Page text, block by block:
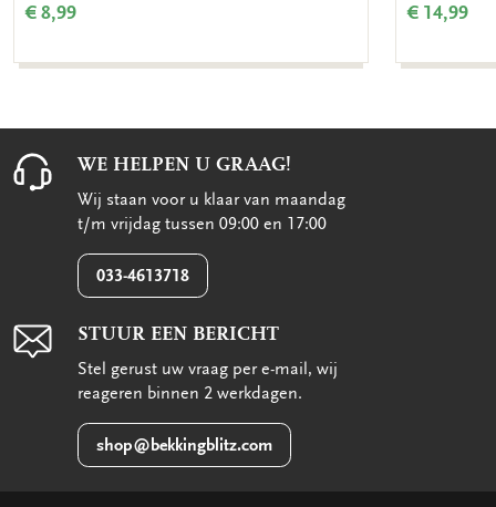
€ 8,99 € 14,99
WE HELPEN U GRAAG!
Wij staan voor u klaar van maandag
t/m vrijdag tussen 09:00 en 17:00
033-4613718
STUUR EEN BERICHT
Stel gerust uw vraag per e-mail, wij
reageren binnen 2 werkdagen.
shop@bekkingblitz.com